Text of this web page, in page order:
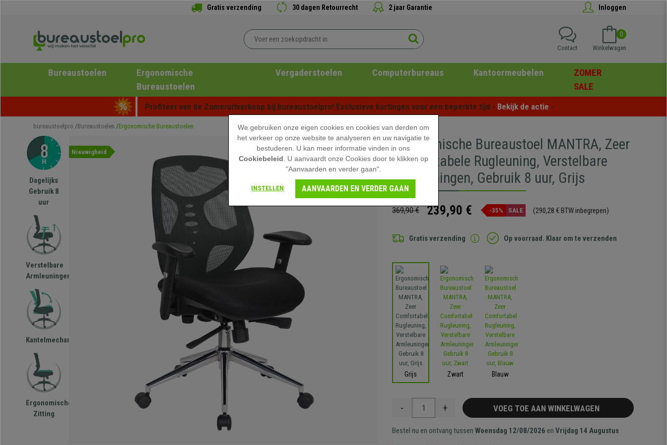
Gratis verzending 30 dagen Retourrecht 2 jaar Garantie Inloggen
0
Winkelwagen
Contact
Bureaustoelen
Ergonomische
Bureaustoelen
Vergaderstoelen Computerbureaus Kantoormeubelen
ZOMER
SALE
Profiteer van de Zomeruitverkoop bij bureaustoelpro! Exclusieve kortingen voor een beperkte tijd - Bekijk de actie -
bureaustoelpro Bureaustoelen Ergonomische Bureaustoelen
Dagelijks
Gebruik 8
uur
Verstelbare
Armleuningen
Kantelmechanisme
Ergonomische
Zitting
Nieuwigheid
Ergonomische Bureaustoel MANTRA, Zeer
Comfortabele Rugleuning, Verstelbare
Armleuningen, Gebruik 8 uur, Grijs
369,90 € 239,90 € -35% SALE (290,28 € BTW inbegrepen)
Gratis verzending Op voorraad. Klaar om te verzenden
Grijs Zwart Blauw
- + VOEG TOE AAN WINKELWAGEN
Bestel nu en ontvang tussenWoensdag 12/08/2026 enVrijdag 14 Augustus
We gebruiken onze eigen cookies en cookies van derden om
het verkeer op onze website te analyseren en uw navigatie te
bestuderen. U kan meer informatie vinden in ons
Cookiebeleid . U aanvaardt onze Cookies door te klikken op
"Aanvaarden en verder gaan".
INSTELLEN AANVAARDEN EN VERDER GAAN